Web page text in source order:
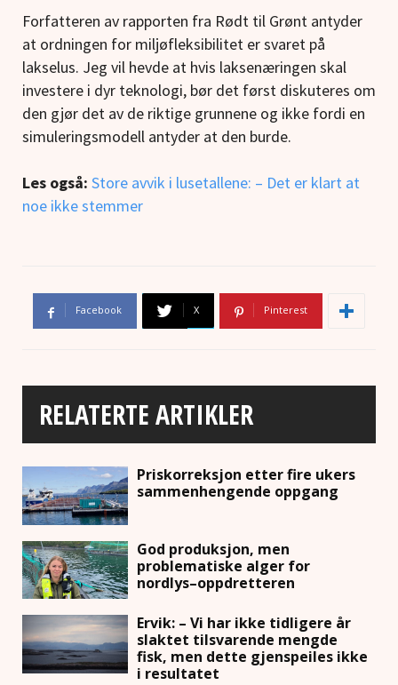
Forfatteren av rapporten fra Rødt til Grønt antyder
at ordningen for miljøfleksibilitet er svaret på
lakselus. Jeg vil hevde at hvis laksenæringen skal
investere i dyr teknologi, bør det først diskuteres om
den gjør det av de riktige grunnene og ikke fordi en
simuleringsmodell antyder at den burde.
Les også: Store avvik i lusetallene: – Det er klart at
noe ikke stemmer
Facebook X Pinterest
RELATERTE ARTIKLER
Priskorreksjon etter fire ukers
sammenhengende oppgang
God produksjon, men
problematiske alger for
nordlys–oppdretteren
Ervik: – Vi har ikke tidligere år
slaktet tilsvarende mengde
fisk, men dette gjenspeiles ikke
i resultatet